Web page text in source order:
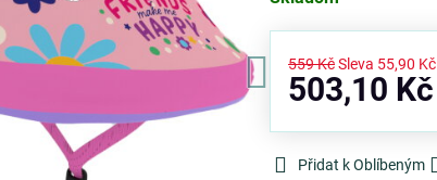
559 Kč Sleva 55,90 Kč
503,10 Kč
Přidat k Oblíbeným